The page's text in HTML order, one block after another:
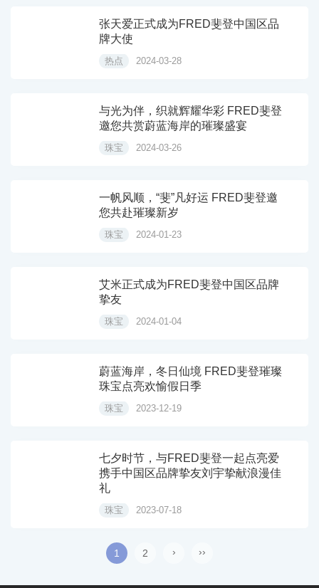
张天爱正式成为FRED斐登中国区品
牌大使
热点 2024-03-28
与光为伴，织就辉耀华彩 FRED斐登
邀您共赏蔚蓝海岸的璀璨盛宴
珠宝 2024-03-26
一帆风顺，“斐”凡好运 FRED斐登邀
您共赴璀璨新岁
珠宝 2024-01-23
艾米正式成为FRED斐登中国区品牌
挚友
珠宝 2024-01-04
蔚蓝海岸，冬日仙境 FRED斐登璀璨
珠宝点亮欢愉假日季
珠宝 2023-12-19
七夕时节，与FRED斐登一起点亮爱
携手中国区品牌挚友刘宇挚献浪漫佳
礼
珠宝 2023-07-18
1 2 › ››